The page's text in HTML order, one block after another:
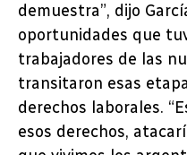
demuestra”, dijo
oportunidades que
trabajadores de las
transitaron esas
derechos laborales.
esos derechos,